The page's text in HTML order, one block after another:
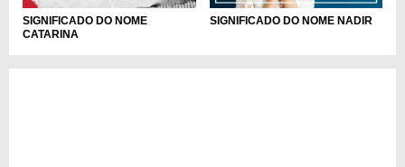
SIGNIFICADO DO NOME
CATARINA
SIGNIFICADO DO NOME NADIR